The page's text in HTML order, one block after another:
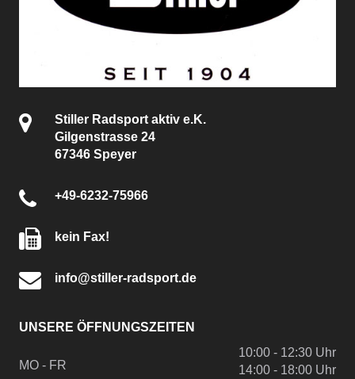
Stiller Radsport aktiv e.K.
Gilgenstrasse 24
67346 Speyer
+49-6232-75966
kein Fax!
info@stiller-radsport.de
UNSERE ÖFFNUNGSZEITEN
MO - FR
10:00 - 12:30 Uhr
14:00 - 18:00 Uhr